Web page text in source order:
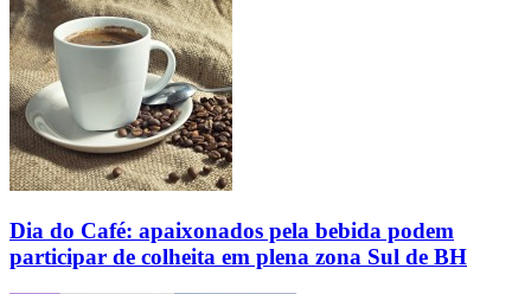
Dia do Café: apaixonados pela bebida podem
participar de colheita em plena zona Sul de BH